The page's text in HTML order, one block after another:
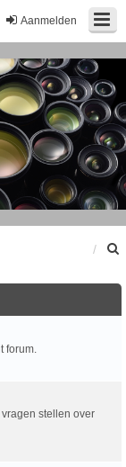
Aanmelden
forum.
stellen over